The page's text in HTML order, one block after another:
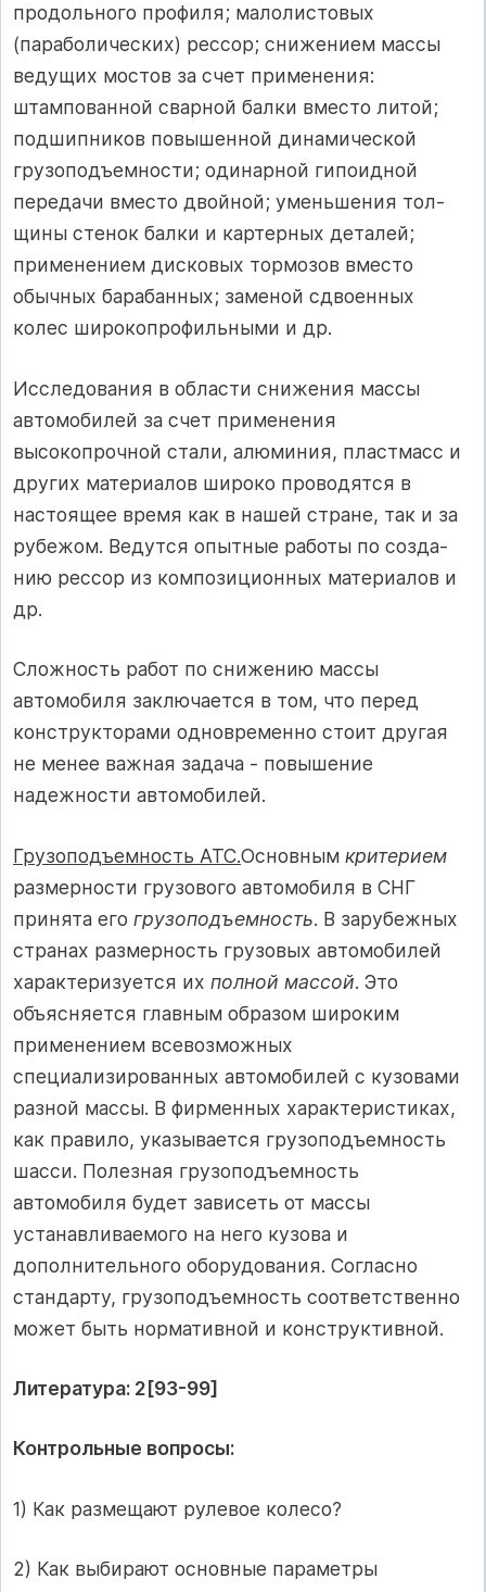
продольного профи­ля; малолистовых
(параболических) рессор; снижением массы
ведущих мостов за счет приме­нения:
штампованной сварной балки вместо литой;
подшипников повышен­ной динамической
грузоподъемности; одинарной гипоидной
пере­дачи вместо двойной; уменьшения тол­
щины стенок балки и картерных деталей;
применением дисковых тор­мозов вместо
обычных барабанных; заменой сдвоенных
колес широкопро­фильными и др.
Исследования в области снижения массы
автомобилей за счет применения
высокопрочной стали, алюминия, пластмасс и
других материалов широ­ко проводятся в
настоящее время как в нашей стране, так и за
рубежом. Ведутся опытные работы по созда­
нию рессор из композиционных мате­риалов и
др.
Сложность работ по снижению мас­сы
автомобиля заключается в том, что перед
конструкторами одновременно стоит другая
не менее важная задача - повышение
надежности автомо­билей.
Грузоподъемность АТС.Основным критерием
размерности грузового авто­мобиля в СНГ
принята его грузо­подъемность. В зарубежных
странах размерность грузовых автомобилей
ха­рактеризуется их полной массой. Это
объясняется главным образом широ­ким
применением всевозможных
специализированных автомобилей с кузо­вами
разной массы. В фирменных характеристиках,
как правило, указы­вается грузоподъемность
шасси. Полезная грузоподъемность
автомобиля бу­дет зависеть от массы
устанавливае­мого на него кузова и
дополнительного оборудования. Согласно
стандарту, грузоподъемность соот­ветственно
может быть нормативной и конструктивной.
Литература: 2[93-99]
Контрольные вопросы:
1) Как размещают рулевое колесо?
2) Как выбирают основные параметры